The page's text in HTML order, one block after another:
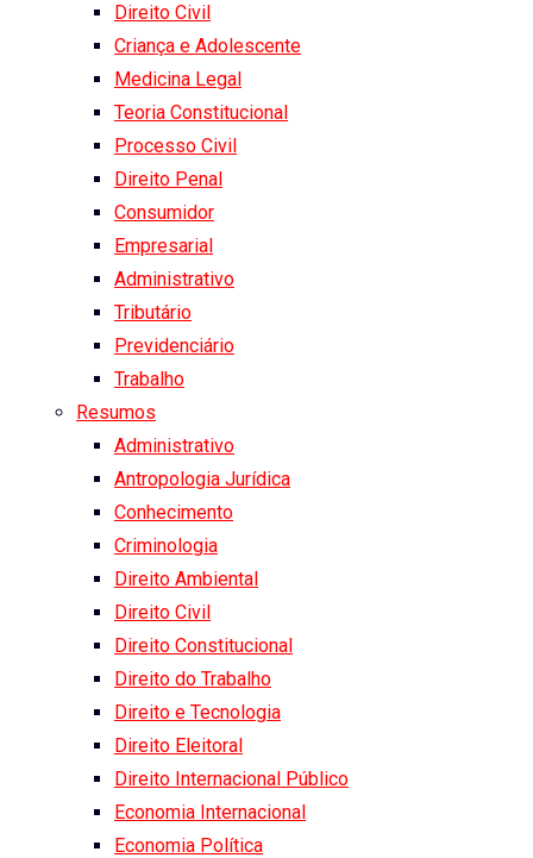
Direito Civil
Criança e Adolescente
Medicina Legal
Teoria Constitucional
Processo Civil
Direito Penal
Consumidor
Empresarial
Administrativo
Tributário
Previdenciário
Trabalho
Resumos
Administrativo
Antropologia Jurídica
Conhecimento
Criminologia
Direito Ambiental
Direito Civil
Direito Constitucional
Direito do Trabalho
Direito e Tecnologia
Direito Eleitoral
Direito Internacional Público
Economia Internacional
Economia Política